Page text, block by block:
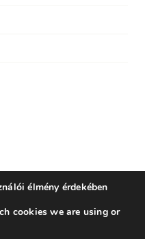
Mérnöki és Növényorvosi
All Rights Reserved • Minden
élmény érdekében
cookies we are using or